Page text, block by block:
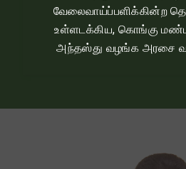
வேலைவாய்ப்பளிக்கின்ற
உள்ளடக்கிய, கொங்கு
அந்தஸ்து வழங்க அரசை